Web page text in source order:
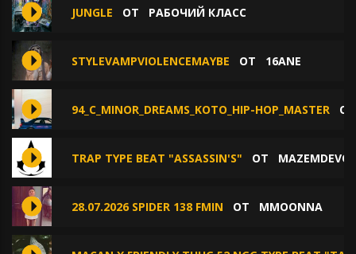
JUNGLE ОТ РАБОЧИЙ КЛАСС
STYLEVAMPVIOLENCEMAYBE ОТ 16ANE
94_C_MINOR_DREAMS_KOTO_HIP-HOP_MASTER
TRAP TYPE BEAT "ASSASSIN'S" ОТ MAZEMDEVOL
28.07.2026 SPIDER 138 FMIN ОТ MMOONNA